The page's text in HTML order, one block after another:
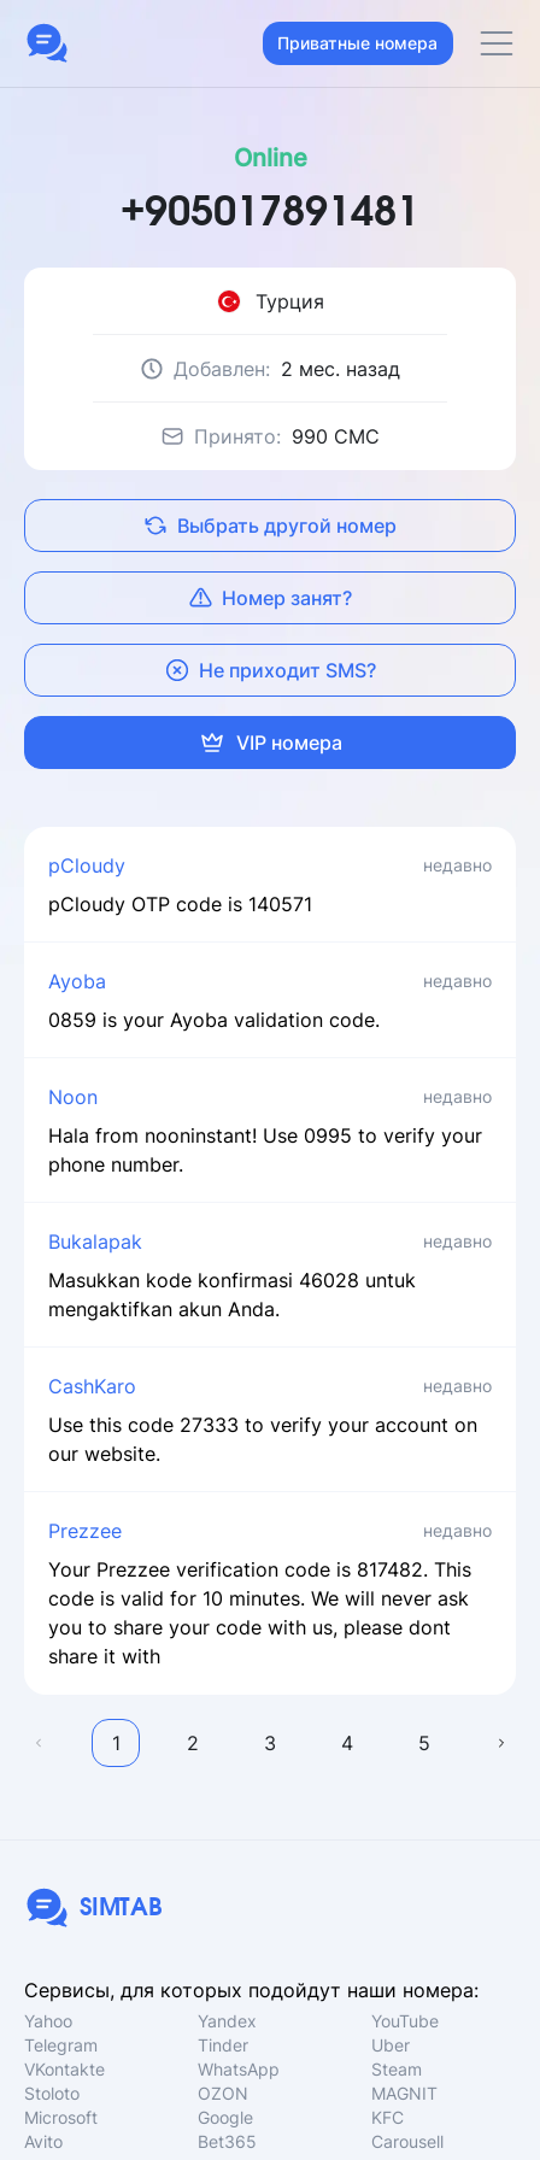
Приватные номера
Online
+905017891481
Турция
Добавлен: 2 мес. назад
Принято: 990 CMC
Выбрать другой номер
Номер занят?
Не приходит SMS?
VIP номера
pCloudy недавно
pCloudy OTP code is 140571
Ayoba недавно
0859 is your Ayoba validation code.
Noon недавно
Hala from nooninstant! Use 0995 to verify your
phone number.
Bukalapak недавно
Masukkan kode konfirmasi 46028 untuk
mengaktifkan akun Anda.
CashKaro недавно
Use this code 27333 to verify your account on
our website.
Prezzee недавно
Your Prezzee verification code is 817482. This
code is valid for 10 minutes. We will never ask
you to share your code with us, please dont
share it with
1 2 3 4 5
SIMTAB
Сервисы, для которых подойдут наши номера:
Yahoo Yandex
YouTube
Telegram
Tinder
Uber
VKontakte
WhatsApp
Steam
Stoloto
OZON
MAGNIT
Microsoft
Google
KFC
Avito
Bet365 Carousell